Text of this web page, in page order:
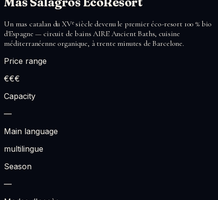
Un mas catalan du XVᵉ siècle devenu le premier éco-resort 100 % bio
d'Espagne — circuit de bains AIRE Ancient Baths, cuisine
méditerranéenne organique, à trente minutes de Barcelone.
Price range
€€€
Capacity
—
Main language
multilingue
Season
—